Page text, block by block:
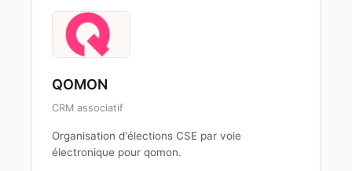
QOMON
CRM associatif
Organisation d'élections CSE par voie
électronique pour qomon.